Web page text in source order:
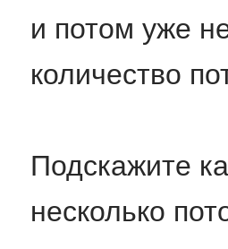
и потом уже
количество
Подскажите
несколько